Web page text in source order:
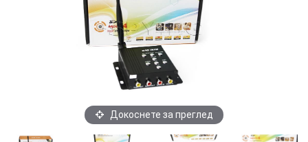
Докоснете за преглед